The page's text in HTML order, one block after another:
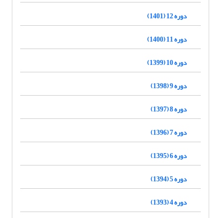
دوره 12 (1401)
دوره 11 (1400)
دوره 10 (1399)
دوره 9 (1398)
دوره 8 (1397)
دوره 7 (1396)
دوره 6 (1395)
دوره 5 (1394)
دوره 4 (1393)